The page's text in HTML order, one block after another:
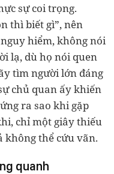
sự coi trọng.
thì biết gì”, nên
hiểm, không nói
lạ, dù họ nói quen
tìm người lớn đáng
chủ quan ấy khiến
ra sao khi gặp
chỉ một giây thiếu
không thể cứu vãn.
quanh